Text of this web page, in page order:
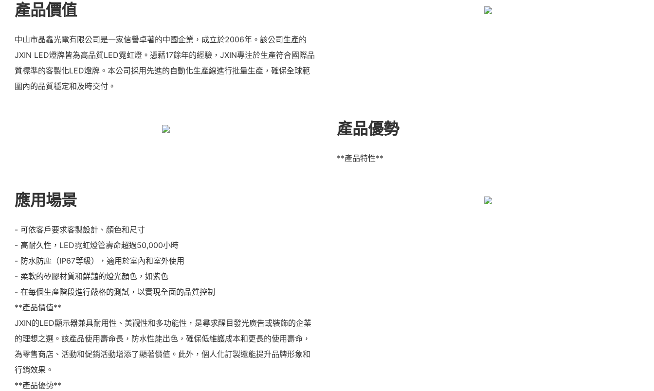
產品價值
中山市晶鑫光電有限公司是一家信譽卓著的中國企業，成立於2006年。該公司生產的
JXIN LED燈牌皆為高品質LED霓虹燈。憑藉17餘年的經驗，JXIN專注於生產符合國際品
質標準的客製化LED燈牌。本公司採用先進的自動化生產線進行批量生產，確保全球範
圍內的品質穩定和及時交付。
產品優勢
**產品特性**
應用場景
- 可依客戶要求客製設計、顏色和尺寸
- 高耐久性，LED霓虹燈管壽命超過50,000小時
- 防水防塵（IP67等級），適用於室內和室外使用
- 柔軟的矽膠材質和鮮豔的燈光顏色，如紫色
- 在每個生產階段進行嚴格的測試，以實現全面的品質控制
**產品價值**
JXIN的LED顯示器兼具耐用性、美觀性和多功能性，是尋求醒目發光廣告或裝飾的企業
的理想之選。該產品使用壽命長，防水性能出色，確保低維護成本和更長的使用壽命，
為零售商店、活動和促銷活動增添了顯著價值。此外，個人化訂製還能提升品牌形象和
行銷效果。
**產品優勢**